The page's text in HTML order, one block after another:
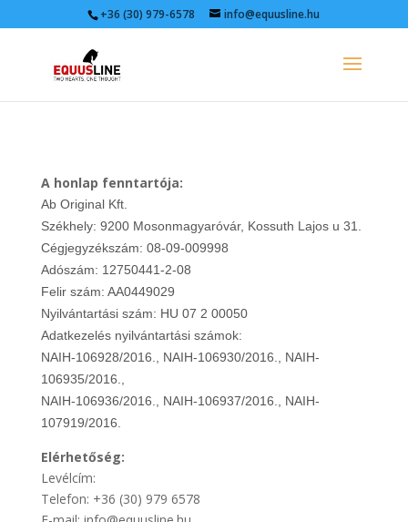
+36 (30) 979-6578 info@equusline.hu
A honlap fenntartója:
Ab Original Kft.
Székhely: 9200 Mosonmagyaróvár, Kossuth Lajos u 31.
Cégjegyzékszám: 08-09-009998
Adószám: 12750441-2-08
Felir szám: AA0449029
Nyilvántartási szám: HU 07 2 00050
Adatkezelés nyilvántartási számok:
NAIH-106928/2016., NAIH-106930/2016., NAIH-
106935/2016.,
NAIH-106936/2016., NAIH-106937/2016., NAIH-
107919/2016.
Elérhetőség:
Levélcím:
Telefon: +36 (30) 979 6578